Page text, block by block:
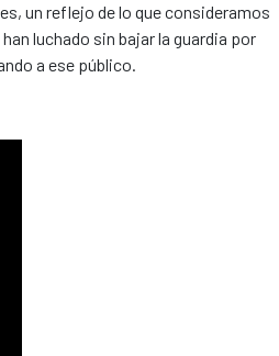
un reflejo de lo que consideramos
luchado sin bajar la guardia por
a ese público.